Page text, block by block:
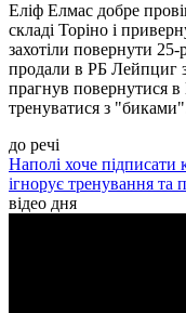
Еліф Елмас добре
складі Торіно і
захотіли повернути
продали в РБ Лейпциг
прагнув повернутися
тренуватися з
до речі
Наполі хоче підписати
ігнорує тренування та
відео дня